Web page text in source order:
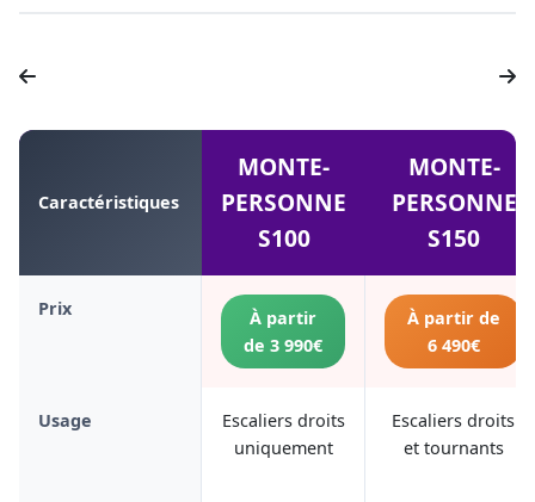
Caractéristiques
MONTE-
PERSONNE
S100
MONTE-
PERSONNE
S150
Prix
À partir
de 3 990€
À partir de
6 490€
Usage
Escaliers droits
uniquement
Escaliers droits
et tournants